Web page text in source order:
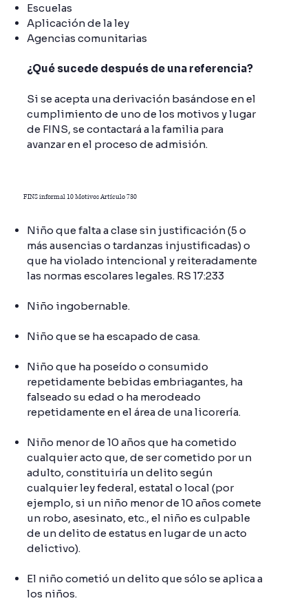
Escuelas
Aplicación de la ley
Agencias comunitarias
¿Qué sucede después de una referencia?
Si se acepta una derivación basándose en el
cumplimiento de uno de los motivos y lugar
de FINS, se contactará a la familia para
avanzar en el proceso de admisión.
Niño que falta a clase sin justificación (5 o
más ausencias o tardanzas injustificadas) o
que ha violado intencional y reiteradamente
las normas escolares legales. RS 17:233
Niño ingobernable.
Niño que se ha escapado de casa.
Niño que ha poseído o consumido
repetidamente bebidas embriagantes, ha
falseado su edad o ha merodeado
repetidamente en el área de una licorería.
Niño menor de 10 años que ha cometido
cualquier acto que, de ser cometido por un
adulto, constituiría un delito según
cualquier ley federal, estatal o local (por
ejemplo, si un niño menor de 10 años comete
un robo, asesinato, etc., el niño es culpable
de un delito de estatus en lugar de un acto
delictivo).
El niño cometió un delito que sólo se aplica a
los niños.
FINS informal 10 Motivos Artículo 730